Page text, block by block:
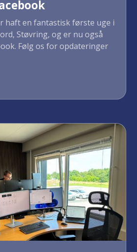
haft en fantastisk første uge i
Støvring, og er nu også
Følg os for opdateringer